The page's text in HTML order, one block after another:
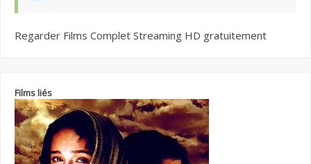
Regarder Films Complet Streaming HD gratuitement
Films liés